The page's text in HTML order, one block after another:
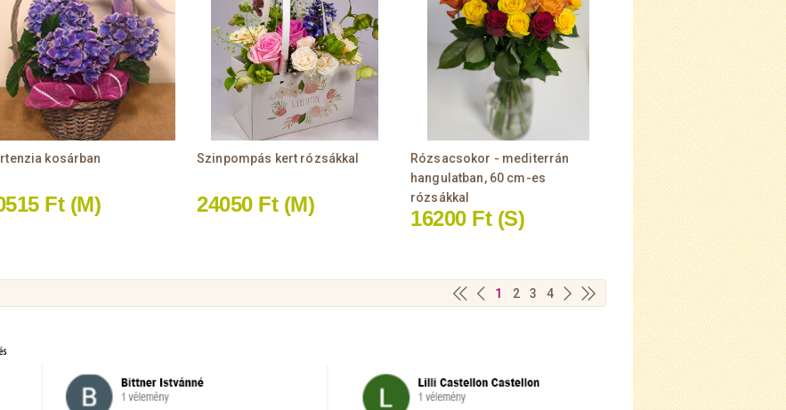
kosárban
Ft (M)
Szinpompás kert rózsákkal
24050 Ft (M)
Rózsacsokor - mediterrán
hangulatban, 60 cm-es
rózsákkal
16200 Ft (S)
1 2 3 4